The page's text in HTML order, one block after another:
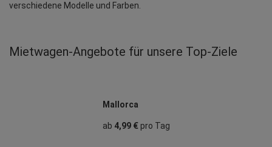
Mietwagen‑Angebote für unsere Top‑Ziele
Mallorca
ab 4,99 €pro Tag